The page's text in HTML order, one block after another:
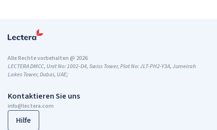
Kontaktieren Sie uns
info@lectera.com
Hilfe
Alle Rechte vorbehalten @ 2026
LECTERA DMCC, Unit No: 1002-D4, Swiss Tower, Plot No: JLT-PH2-Y3A, Jumeirah
Lakes Tower, Dubai, UAE;